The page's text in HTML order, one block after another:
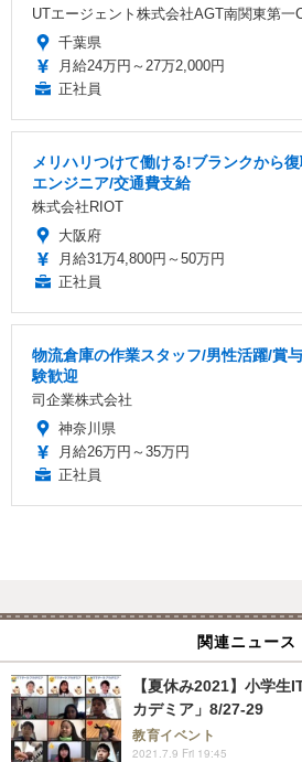
UTエージェント株式会社AGT南関東第一
千葉県
月給24万円～27万2,000円
正社員
メリハリつけて働ける!ブランクから
エンジニア/交通費支給
株式会社RIOT
大阪府
月給31万4,800円～50万円
正社員
物流倉庫の作業スタッフ/男性活躍/賞
験歓迎
司企業株式会社
神奈川県
月給26万円～35万円
正社員
関連ニュース
【夏休み2021】小学
カデミア」8/27-29
教育イベント
2021.7.9 Fri 19:45